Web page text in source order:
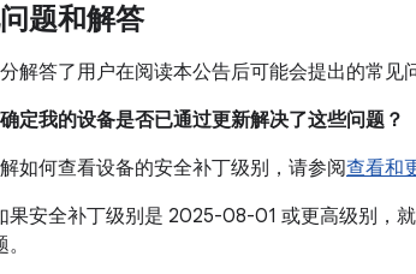
题和解答
解答了用户在阅读本公告后可能会提出的常见
定我的设备是否已通过更新解决了这些问题？
如何查看设备的安全补丁级别，请参阅查看和
果安全补丁级别是 2025-08-01 或更高级别，